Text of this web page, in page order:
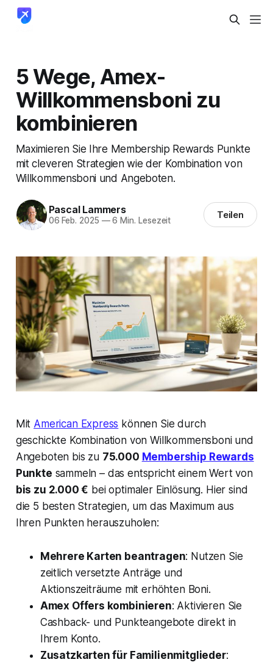
5 Wege, Amex-
Willkommensboni zu
kombinieren
Maximieren Sie Ihre Membership Rewards Punkte
mit cleveren Strategien wie der Kombination von
Willkommensboni und Angeboten.
Pascal Lammers
06 Feb. 2025 —6 Min. Lesezeit Teilen
Mit American Express können Sie durch
geschickte Kombination von Willkommensboni und
Angeboten bis zu 75.000 Membership Rewards
Punkte sammeln – das entspricht einem Wert von
bis zu 2.000 € bei optimaler Einlösung. Hier sind
die 5 besten Strategien, um das Maximum aus
Ihren Punkten herauszuholen:
Mehrere Karten beantragen: Nutzen Sie
zeitlich versetzte Anträge und
Aktionszeiträume mit erhöhten Boni.
Amex Offers kombinieren: Aktivieren Sie
Cashback- und Punkteangebote direkt in
Ihrem Konto.
Zusatzkarten für Familienmitglieder: